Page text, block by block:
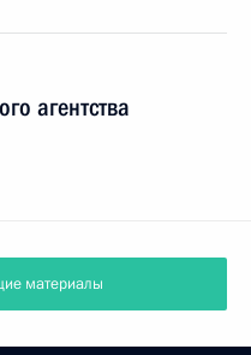
агентства
материалы